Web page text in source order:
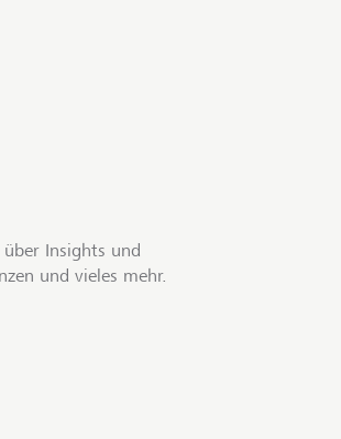
Insights und
und vieles mehr.